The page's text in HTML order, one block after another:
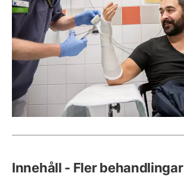
Innehåll - Fler behandlingar